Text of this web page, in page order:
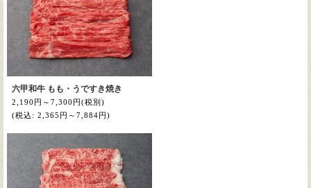
六甲和牛 もも・うですき焼き
2,190円～7,300円(税別)
(税込 : 2,365円～7,884円)